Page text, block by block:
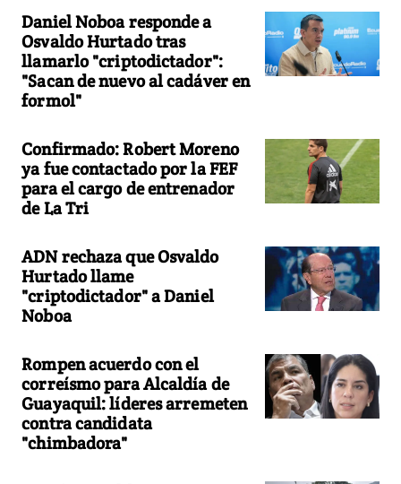
Daniel Noboa responde a
Osvaldo Hurtado tras
llamarlo "criptodictador":
"Sacan de nuevo al cadáver en
formol"
Confirmado: Robert Moreno
ya fue contactado por la FEF
para el cargo de entrenador
de La Tri
ADN rechaza que Osvaldo
Hurtado llame
"criptodictador" a Daniel
Noboa
Rompen acuerdo con el
correísmo para Alcaldía de
Guayaquil: líderes arremeten
contra candidata
"chimbadora"